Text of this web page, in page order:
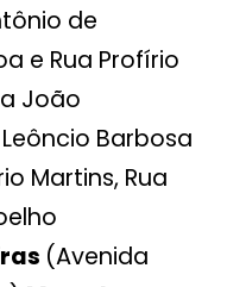
de
e Rua Profírio
João
Barbosa
Martins, Rua
(Avenida